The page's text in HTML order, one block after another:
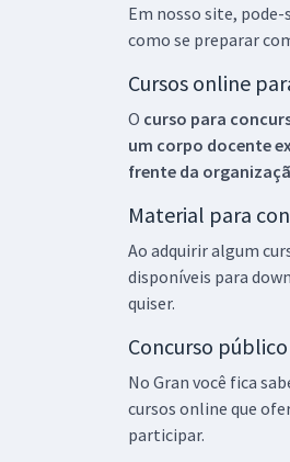
Em nosso site,
como se preparar
Cursos online
O curso para
um corpo docente
frente da
Material para
Ao adquirir algum
disponíveis para
quiser.
Concurso
No Gran você fica
cursos online que
participar.